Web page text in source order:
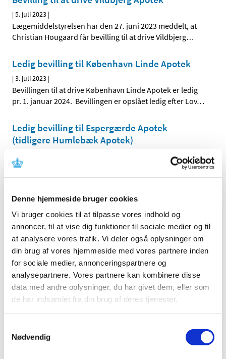
Denne hjemmeside bruger cookies
Vi bruger cookies til at tilpasse vores indhold og
annoncer, til at vise dig funktioner til sociale medier og til
at analysere vores trafik. Vi deler også oplysninger om
din brug af vores hjemmeside med vores partnere inden
for sociale medier, annonceringspartnere og
analysepartnere. Vores partnere kan kombinere disse
data med andre oplysninger, du har givet dem, eller som
de har indsamlet fra din brug af deres tjenester.
Nødvendig
|5. juli 2023 |
Lægemiddelstyrelsen har den 27. juni 2023 meddelt, at
Christian Hougaard får bevilling til at drive Vildbjerg…
Ledig bevilling til København Linde Apotek
|3. juli 2023 |
Bevillingen til at drive København Linde Apotek er ledig
pr. 1. januar 2024. Bevillingen er opslået ledig efter Lov…
Ledig bevilling til Espergærde Apotek
(tidligere Humlebæk Apotek)
Humlebæk Apotek har pr. 1. juni 2023 skiftet navn til
Espergærde Apotek. Bevillingen til at drive Espergærde…
Alle (342)
TID
2026 (2)
2025 (13)
2024 (30)
2023 (49)
december (2)
november (7)
september (4)